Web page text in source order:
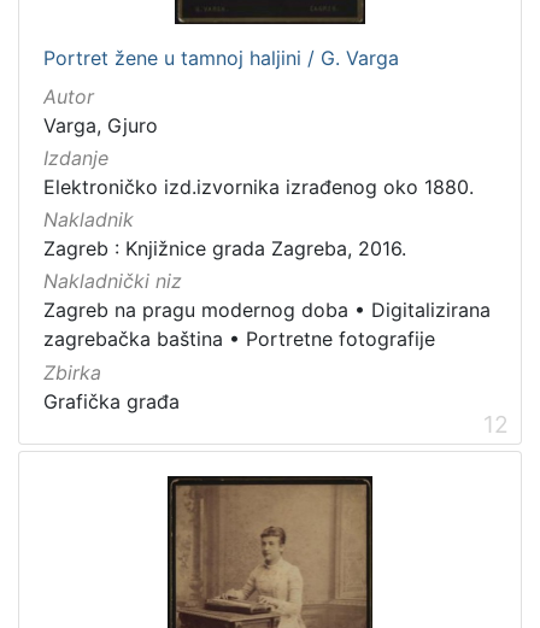
Portret žene u tamnoj haljini / G. Varga
Autor
Varga, Gjuro
Izdanje
Elektroničko izd.izvornika izrađenog oko 1880.
Nakladnik
Zagreb : Knjižnice grada Zagreba, 2016.
Nakladnički niz
Zagreb na pragu modernog doba • Digitalizirana
zagrebačka baština • Portretne fotografije
Zbirka
Grafička građa
12